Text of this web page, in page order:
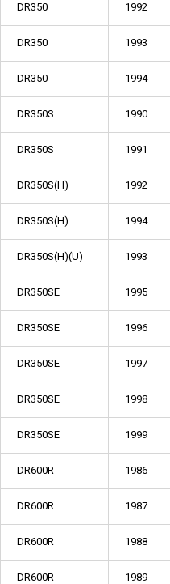
DR350 1992
DR350 1993
DR350 1994
DR350S 1990
DR350S 1991
DR350S(H) 1992
DR350S(H) 1994
DR350S(H)(U) 1993
DR350SE 1995
DR350SE 1996
DR350SE 1997
DR350SE 1998
DR350SE 1999
DR600R 1986
DR600R 1987
DR600R 1988
DR600R 1989